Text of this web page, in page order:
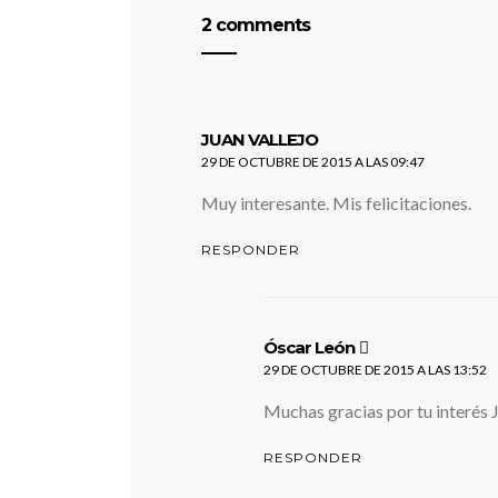
2 comments
JUAN VALLEJOdice:
29 DE OCTUBRE DE 2015 A LAS 09:47
Muy interesante. Mis felicitaciones.
RESPONDER
Óscar León
29 DE OCTUBRE DE 2015 A LAS 13:52
Muchas gracias por tu interés
RESPONDER